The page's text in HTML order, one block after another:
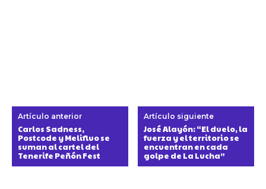
Artículo anterior
Carlos Sadness,
Postcode y Melifluo se
suman al cartel del
Tenerife Peñón Fest
Artículo siguiente
José Alayón: “El duelo, la
fuerza y el territorio se
encuentran en cada
golpe de La Lucha”